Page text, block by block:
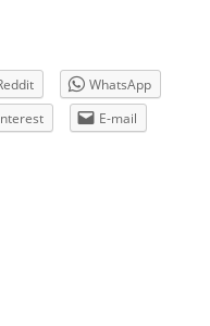
WhatsApp
E-mail